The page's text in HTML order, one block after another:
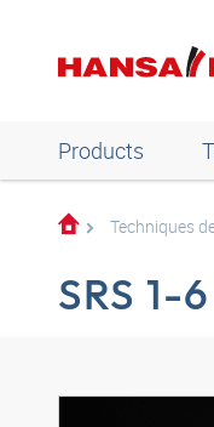
Products
Techniques
SRS 1-